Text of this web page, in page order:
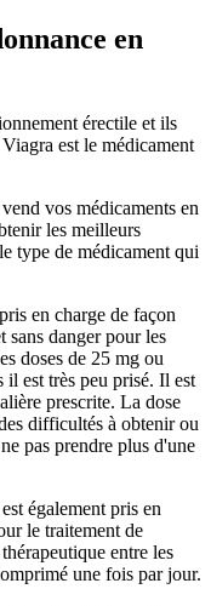
en
érectile et ils
est le médicament
vos médicaments en
les meilleurs
type de médicament qui
en charge de façon
sans danger pour les
doses de 25 mg ou
est très peu prisé. Il est
prescrite. La dose
difficultés à obtenir ou
pas prendre plus d'une
également pris en
le traitement de
entre les
une fois par jour.